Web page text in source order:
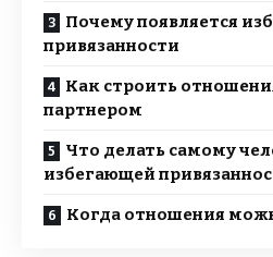
Почему появляется
привязанности
Как строить
партнером
Что делать самому
избегающей
Когда отношения